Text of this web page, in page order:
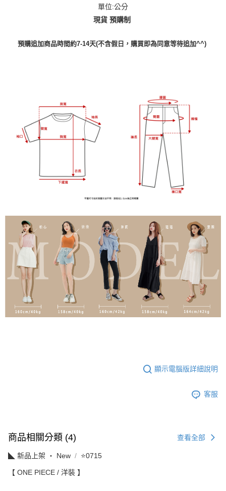
單位:公分
現貨 預購制
預購追加商品時間約7-14天(不含假日，購買即為同意等待追加^^)
顯示電腦版詳細說明
客服
商品相關分類 (4) 查看全部
◣ 新品上架 ‧ New ⭐0715
【 ONE PIECE / 洋裝 】